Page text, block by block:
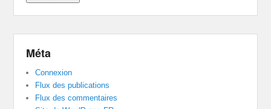
Méta
Connexion
Flux des publications
Flux des commentaires